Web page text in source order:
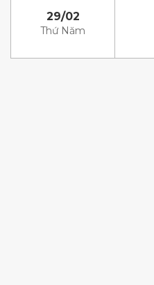
29/02
Thứ Năm